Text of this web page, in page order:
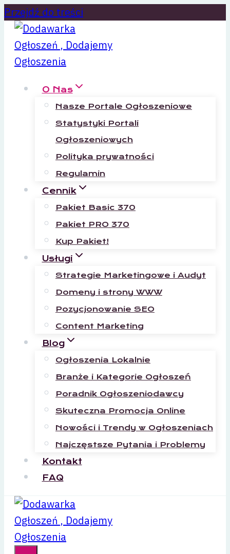
Przejdź do treści
O Nas
Nasze Portale Ogłoszeniowe
Statystyki Portali
Ogłoszeniowych
Polityka prywatności
Regulamin
Cennik
Pakiet Basic 370
Pakiet PRO 370
Kup Pakiet!
Usługi
Strategie Marketingowe i Audyt
Domeny i strony WWW
Pozycjonowanie SEO
Content Marketing
Blog
Ogłoszenia Lokalnie
Branże i Kategorie Ogłoszeń
Poradnik Ogłoszeniodawcy
Skuteczna Promocja Online
Nowości i Trendy w Ogłoszeniach
Najczęstsze Pytania i Problemy
Kontakt
FAQ